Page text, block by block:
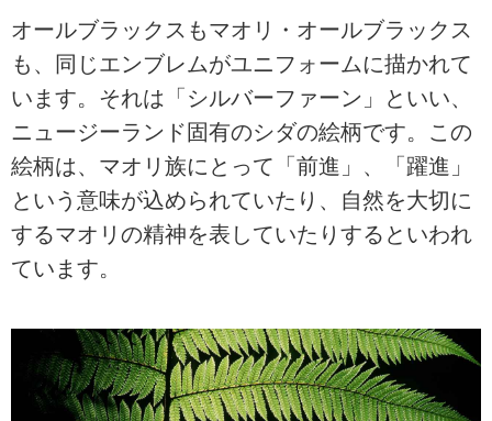
オールブラックスもマオリ・オールブラックス
も、同じエンブレムがユニフォームに描かれて
います。それは「シルバーファーン」といい、
ニュージーランド固有のシダの絵柄です。この
絵柄は、マオリ族にとって「前進」、「躍進」
という意味が込められていたり、自然を大切に
するマオリの精神を表していたりするといわれ
ています。